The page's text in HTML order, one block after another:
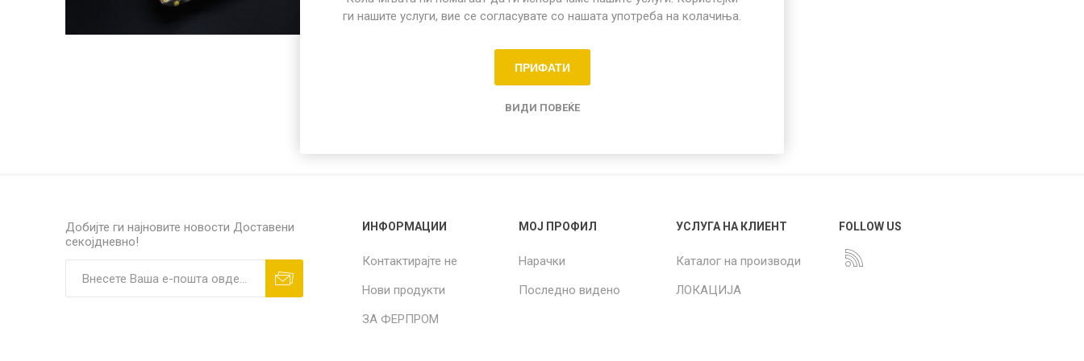
РАЗНО
Добијте ги најновите новости Доставени
секојдневно!
ИНФОРМАЦИИ
Контактирајте не
Нови продукти
ЗА ФЕРПРОМ
МОЈ ПРОФИЛ
Нарачки
Последно видено
УСЛУГА НА КЛИЕНТ
Каталог на производи
ЛОКАЦИЈА
FOLLOW US
ги нашите услуги, вие се согласувате со нашата употреба на колачиња.
ПРИФАТИ
ВИДИ ПОВЕЌЕ